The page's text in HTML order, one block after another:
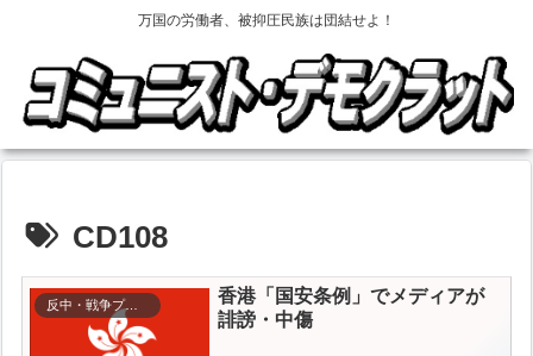
万国の労働者、被抑圧民族は団結せよ！
CD108
反中・戦争プロパガンダ
香港「国安条例」でメディアが
誹謗・中傷